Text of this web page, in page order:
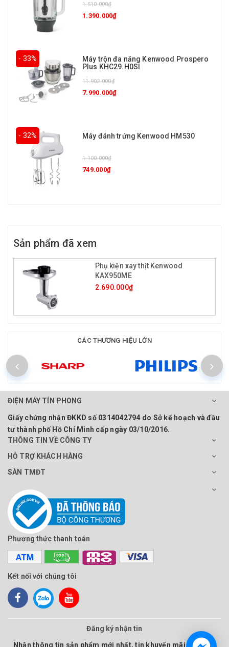
1.510.000₫
1.390.000₫
- 33%
Máy trộn đa năng Kenwood Prospero
Plus KHC29.H0SI
11.902.000₫
7.990.000₫
- 32% Máy đánh trứng Kenwood HM530
1.100.000₫
749.000₫
Sản phẩm đã xem
Phụ kiện xay thịt Kenwood
KAX950ME
2.690.000₫
CÁC THƯƠNG HIỆU LỚN
ĐIỆN MÁY TÍN PHONG
Giấy chứng nhận ĐKKD số 0314042794 do Sở kế hoạch và đầu
tư thành phố Hồ Chí Minh cấp ngày 03/10/2016.
THÔNG TIN VỀ CÔNG TY
HỖ TRỢ KHÁCH HÀNG
SÀN TMĐT
Phương thức thanh toán
Kết nối với chúng tôi
Đăng ký nhận tin
Nhận thông tin sản phẩm mới nhất, tin khuyến mãi và nhiều